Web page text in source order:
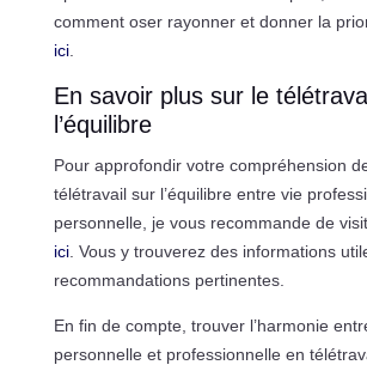
comment oser rayonner et donner la
ici.
En savoir plus sur le
l’équilibre
Pour approfondir votre compréhension
télétravail sur l’équilibre entre vie
personnelle, je vous recommande de
ici. Vous y trouverez des informations
recommandations pertinentes.
En fin de compte, trouver l’harmonie
personnelle et professionnelle en